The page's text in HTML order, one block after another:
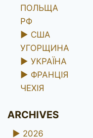
ПОЛЬЩА
РФ
► США
УГОРЩИНА
► УКРАЇНА
► ФРАНЦІЯ
ЧЕХІЯ
ARCHIVES
► 2026